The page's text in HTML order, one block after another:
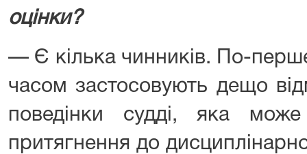
оцінки?
— Є кілька чинників. По-
часом застосовують дещо
поведінки судді, яка
притягнення до